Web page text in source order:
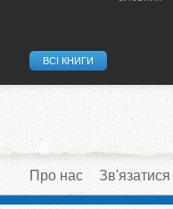
ВСІ КНИГИ
Про нас